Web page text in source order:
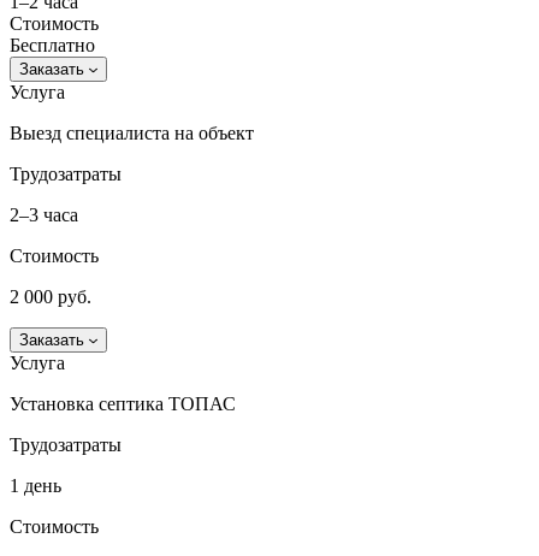
Стоимость
Бесплатно
Заказать
Услуга
Выезд специалиста на объект
Трудозатраты
2–3 часа
Стоимость
2 000 руб.
Заказать
Услуга
Установка септика ТОПАС
Трудозатраты
1 день
Стоимость